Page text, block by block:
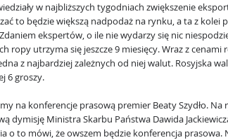
w najbliższych tygodniach zwiększenie
to będzie większą nadpodaż na rynku, a ta z kolei
ekspertów, o ile nie wydarzy się nic
ropy utrzyma się jeszcze 9 miesięcy. Wraz z cenami
z najbardziej zależnych od niej walut. Rosyjska
6 groszy.
na konferencje prasową premier Beaty Szydło. Na
dymisję Ministra Skarbu Państwa Dawida
o to mówi, że owszem będzie konferencja prasowa.